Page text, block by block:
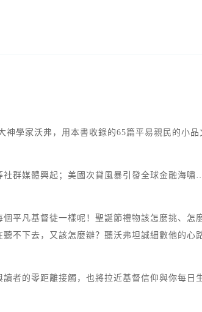
學家沃弗，用本書收錄的65篇平易親民的小
社群媒體興起；美國次貸風暴引發全球金融海
平凡基督徒一樣呢！聖誕節禮物該怎麼挑、怎
不下去，又該怎麼辦？聽沃弗坦誠細數他的心
者的零距離接觸，也將拉近基督信仰與你每日